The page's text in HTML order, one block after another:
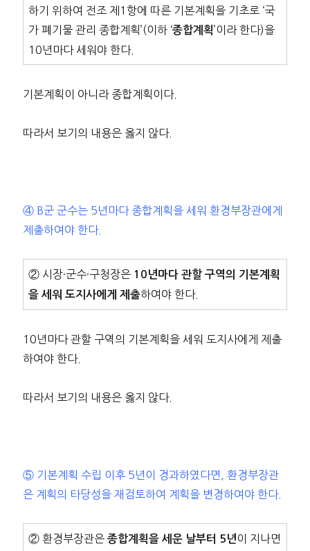
하기 위하여 전조 제1항에 따른 기본계획을 기초로 ‘국
가 폐기물 관리 종합계획’(이하 ‘종합계획’이라 한다)을
10년마다 세워야 한다.
기본계획이 아니라 종합계획이다.
따라서 보기의 내용은 옳지 않다.
④ B군 군수는 5년마다 종합계획을 세워 환경부장관에게
제출하여야 한다.
② 시장·군수·구청장은 10년마다 관할 구역의 기본계획
을 세워 도지사에게 제출하여야 한다.
10년마다 관할 구역의 기본계획을 세워 도지사에게 제출
하여야 한다.
따라서 보기의 내용은 옳지 않다.
⑤ 기본계획 수립 이후 5년이 경과하였다면, 환경부장관
은 계획의 타당성을 재검토하여 계획을 변경하여야 한다.
② 환경부장관은 종합계획을 세운 날부터 5년 이 지나면